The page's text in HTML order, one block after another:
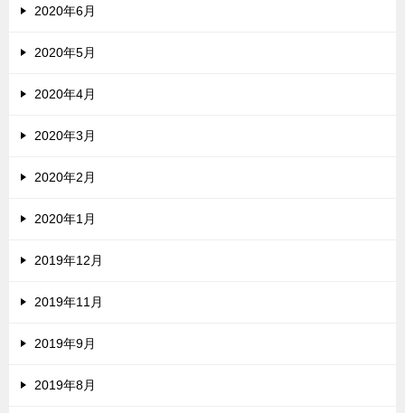
2020年6月
2020年5月
2020年4月
2020年3月
2020年2月
2020年1月
2019年12月
2019年11月
2019年9月
2019年8月